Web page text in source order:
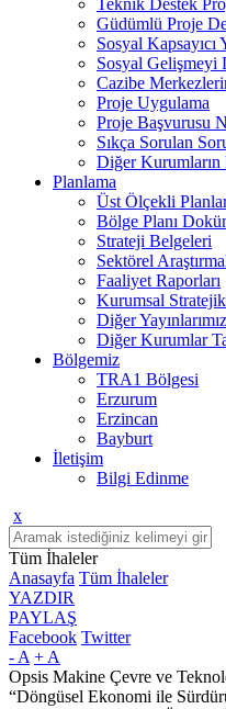
Teknik Destek
Güdümlü Proje
Sosyal
Sosyal Gelişmeyi
Cazibe
Proje Uygulama
Proje Başvurusu
Sıkça Sorulan
Diğer Kurumların
Planlama
Üst Ölçekli
Bölge Planı
Strateji Belgeleri
Sektörel
Faaliyet Raporları
Kurumsal
Diğer Yayınlarımız
Diğer Kurumlar
Bölgemiz
TRA1 Bölgesi
Erzurum
Erzincan
Bayburt
İletişim
Bilgi Edinme
x
Tüm İhaleler
Anasayfa Tüm İhaleler
YAZDIR
PAYLAŞ
Facebook Twitter
- A + A
Opsis Makine Çevre ve
“Döngüsel Ekonomi ile